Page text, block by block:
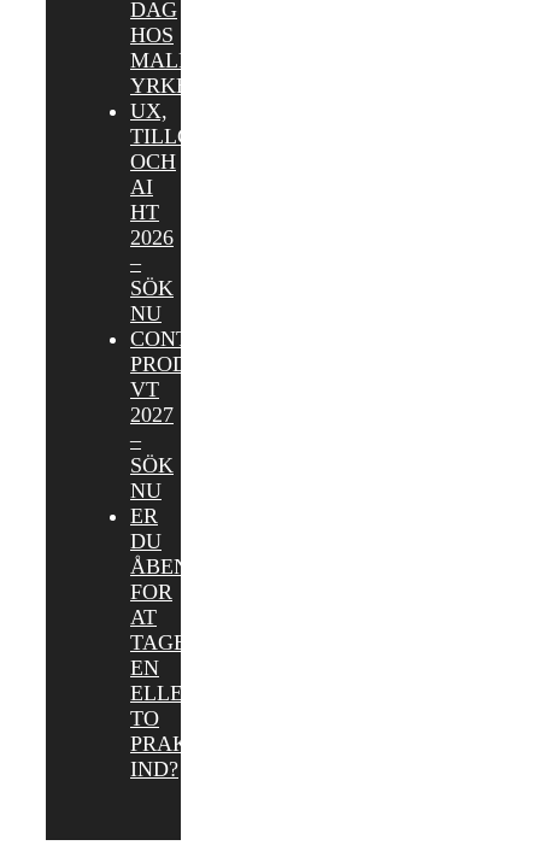
DAG
HOS
MALMÖ
YRKESHÖGSKOLA
UX,
TILLGÄNGLIGHET
OCH
AI
HT
2026
–
SÖK
NU
CONTENT
PRODUCER
VT
2027
–
SÖK
NU
ER
DU
ÅBEN
FOR
AT
TAGE
EN
ELLER
TO
PRAKTIKANTER
IND?